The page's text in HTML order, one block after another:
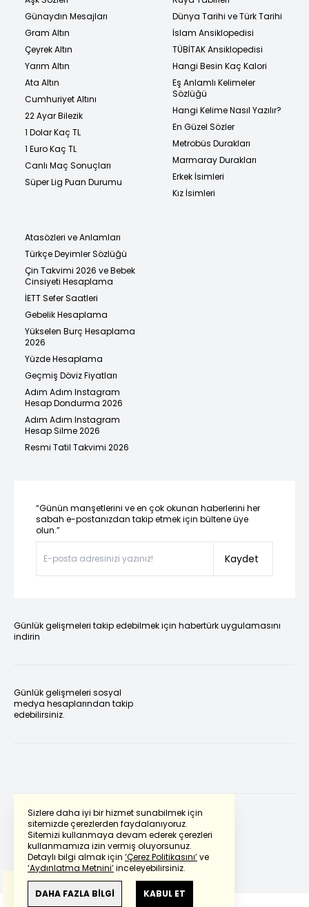
Sizlere daha iyi bir hizmet sunabilmek için
sitemizde çerezlerden faydalanıyoruz.
Sitemizi kullanmaya devam ederek çerezleri
kullanmamıza izin vermiş oluyorsunuz.
Detaylı bilgi almak için ‘Çerez Politikasını’ve
‘Aydınlatma Metnini’inceleyebilirsiniz.
DAHA FAZLA BİLGİ KABUL ET
Günaydın Mesajları
Gram Altın
Çeyrek Altın
Yarım Altın
Ata Altın
Cumhuriyet Altını
22 Ayar Bilezik
1 Dolar Kaç TL
1 Euro Kaç TL
Canlı Maç Sonuçları
Süper Lig Puan Durumu
Dünya Tarihi ve Türk Tarihi
İslam Ansiklopedisi
TÜBİTAK Ansiklopedisi
Hangi Besin Kaç Kalori
Eş Anlamlı Kelimeler
Sözlüğü
Hangi Kelime Nasıl Yazılır?
En Güzel Sözler
Metrobüs Durakları
Marmaray Durakları
Erkek İsimleri
Kız İsimleri
Atasözleri ve Anlamları
Türkçe Deyimler Sözlüğü
Çin Takvimi 2026 ve Bebek
Cinsiyeti Hesaplama
İETT Sefer Saatleri
Gebelik Hesaplama
Yükselen Burç Hesaplama
2026
Yüzde Hesaplama
Geçmiş Döviz Fiyatları
Adım Adım Instagram
Hesap Dondurma 2026
Adım Adım Instagram
Hesap Silme 2026
Resmi Tatil Takvimi 2026
“Günün manşetlerini ve en çok okunan haberlerini her
sabah e-postanızdan takip etmek için bültene üye
olun.”
Kaydet
Günlük gelişmeleri takip edebilmek için habertürk uygulamasını
indirin
Günlük gelişmeleri sosyal
medya hesaplarından takip
edebilirsiniz.
Powered by Translate
Bu çevirideGoogle Transletekullanılmıştır.
Anlam ve çeviri hatalarından
haberturk.com
sorumlu değildir.